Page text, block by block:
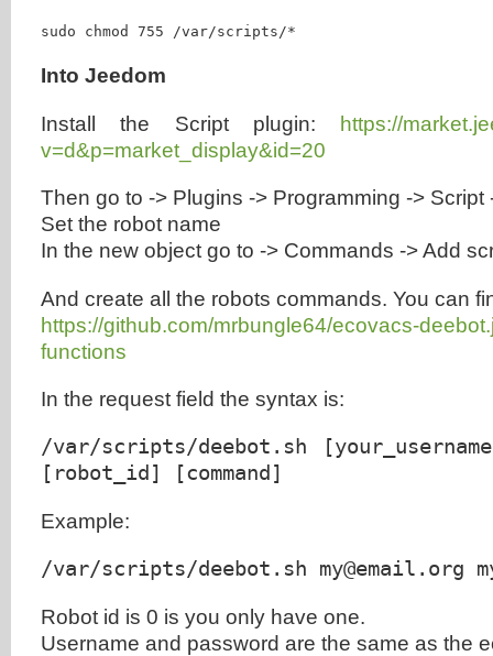
sudo chmod 755 /var/scripts/*
Into Jeedom
Install the Script plugin: https://
v=d&p=market_display&id=20
Then go to -> Plugins -> Programming -> Script
Set the robot name
In the new object go to -> Commands -> Add
And create all the robots commands. You can
https://github.com/mrbungle64/ecovacs-
functions
In the request field the syntax is:
/var/scripts/deebot.sh
[robot_id] [command]
Example:
/var/scripts/deebot.sh my@email.org
Robot id is 0 is you only have one.
Username and password are the same as the